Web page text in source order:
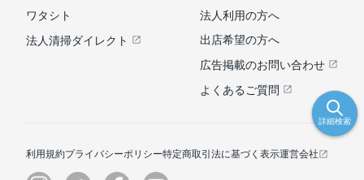
詳細検索
ワタシト
法人清掃ダイレクト
法人利用の方へ
出店希望の方へ
広告掲載のお問い合わせ
よくあるご質問
利用規約プライバシーポリシー特定商取引法に基づく表示運営会社